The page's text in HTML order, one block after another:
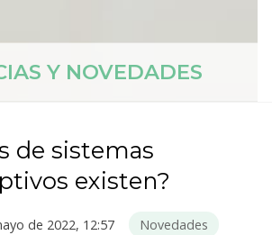
Y NOVEDADES
de sistemas
existen?
de 2022, 12:57 Novedades